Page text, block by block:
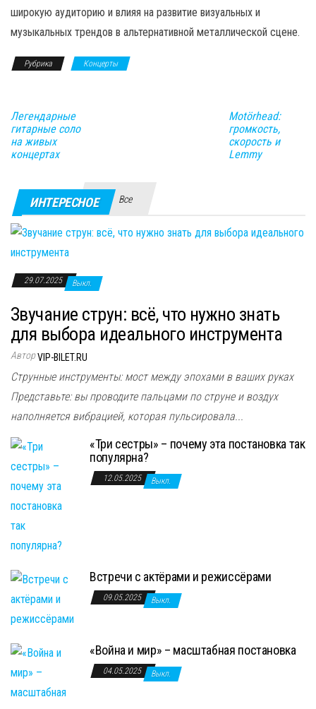
широкую аудиторию и влияя на развитие визуальных и
музыкальных трендов в альтернативной металлической сцене.
Рубрика Концерты
Легендарные
гитарные соло
на живых
концертах
Motörhead:
громкость,
скорость и
Lemmy
ИНТЕРЕСНОЕ Все
29.07.2025 Выкл.
Звучание струн: всё, что нужно знать
для выбора идеального инструмента
АвторVIP-BILET.RU
Струнные инструменты: мост между эпохами в ваших руках
Представьте: вы проводите пальцами по струне и воздух
наполняется вибрацией, которая пульсировала...
«Три сестры» – почему эта постановка так
популярна?
12.05.2025 Выкл.
Встречи с актёрами и режиссёрами
09.05.2025 Выкл.
«Война и мир» – масштабная постановка
04.05.2025 Выкл.